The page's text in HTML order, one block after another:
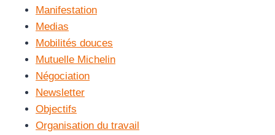
Manifestation
Medias
Mobilités douces
Mutuelle Michelin
Négociation
Newsletter
Objectifs
Organisation du travail